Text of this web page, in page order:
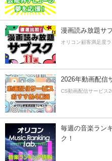
漫画読み放題サ
オリコン顧客満足度
2026年動画配信
CS動画配信サービス
毎週の音楽ラン
ク！